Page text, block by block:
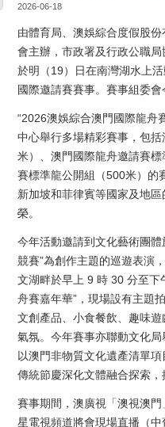
2026-06-18
由體育局、澳娛綜合度假股
會主辦，市政署及行政公職
於明（19）日在南灣湖水上
國際邀請賽賽事。賽事組委
“2026澳娛綜合澳門國際龍舟
中心舉行多場精彩賽事，包
米）、澳門國際龍舟邀請賽
賽標準龍公開組（500米）的
新加坡和菲律賓等國家及地
榮。
今年活動邀請到文化藝術團
競賽”為創作主題的巡遊表演
文湖畔於早上 9 時 30 分至下
舟賽嘉年華”，現場設有主題
文創產品、小食餐飲、趣味
氣氛。今年賽事亦聯動文化
以澳門非物質文化遺產清單
傳統節慶深化文體融合探索
賽事期間，澳廣視「澳視澳
星電視頻道將會現場直播（